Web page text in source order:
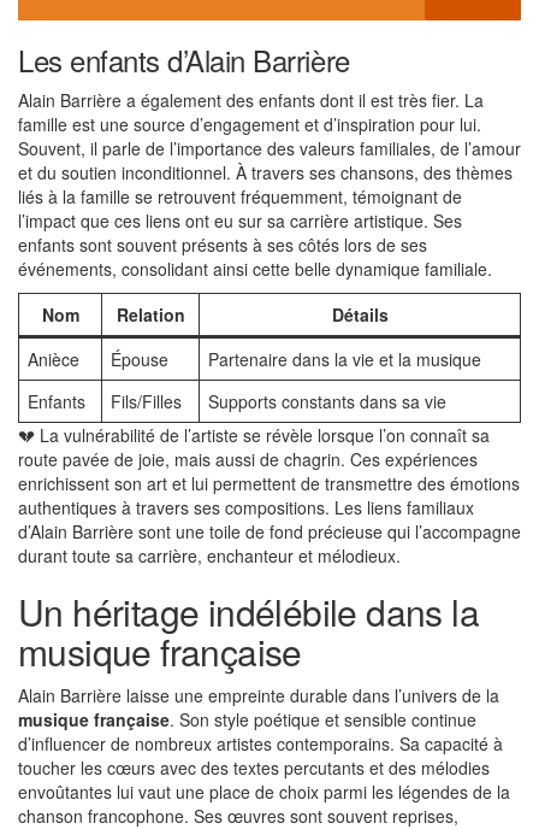
Les enfants d’Alain Barrière
Alain Barrière a également des enfants dont il est très fier. La
famille est une source d’engagement et d’inspiration pour lui.
Souvent, il parle de l’importance des valeurs familiales, de l’amour
et du soutien inconditionnel. À travers ses chansons, des thèmes
liés à la famille se retrouvent fréquemment, témoignant de
l’impact que ces liens ont eu sur sa carrière artistique. Ses
enfants sont souvent présents à ses côtés lors de ses
événements, consolidant ainsi cette belle dynamique familiale.
Nom
Relation
Détails
Anièce
Épouse
Partenaire dans la vie et la musique
Enfants
Fils/Filles
Supports constants dans sa vie
💔 La vulnérabilité de l’artiste se révèle lorsque l’on connaît sa
route pavée de joie, mais aussi de chagrin. Ces expériences
enrichissent son art et lui permettent de transmettre des émotions
authentiques à travers ses compositions. Les liens familiaux
d’Alain Barrière sont une toile de fond précieuse qui l’accompagne
durant toute sa carrière, enchanteur et mélodieux.
Un héritage indélébile dans la
musique française
Alain Barrière laisse une empreinte durable dans l’univers de la
musique française. Son style poétique et sensible continue
d’influencer de nombreux artistes contemporains. Sa capacité à
toucher les cœurs avec des textes percutants et des mélodies
envoûtantes lui vaut une place de choix parmi les légendes de la
chanson francophone. Ses œuvres sont souvent reprises,